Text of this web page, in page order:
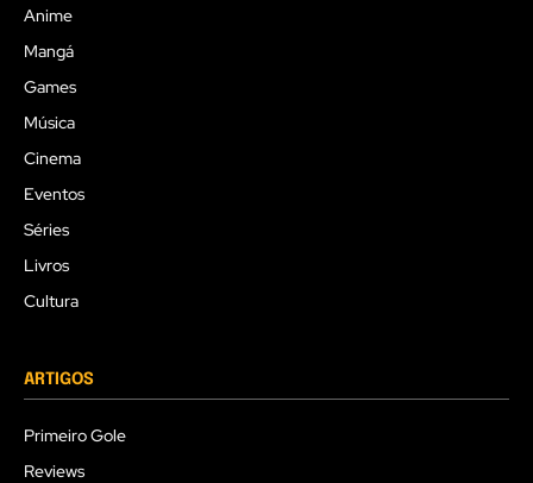
Anime
Mangá
Games
Música
Cinema
Eventos
Séries
Livros
Cultura
ARTIGOS
Primeiro Gole
Reviews